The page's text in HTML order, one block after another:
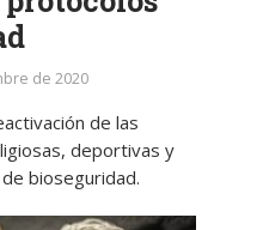
de 2020
de las
deportivas y
bioseguridad.